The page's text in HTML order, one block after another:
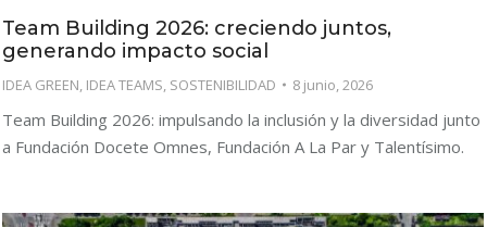
Team Building 2026: creciendo juntos,
generando impacto social
IDEA GREEN, IDEA TEAMS, SOSTENIBILIDAD 8 junio, 2026
Team Building 2026: impulsando la inclusión y la diversidad junto
a Fundación Docete Omnes, Fundación A La Par y Talentísimo.